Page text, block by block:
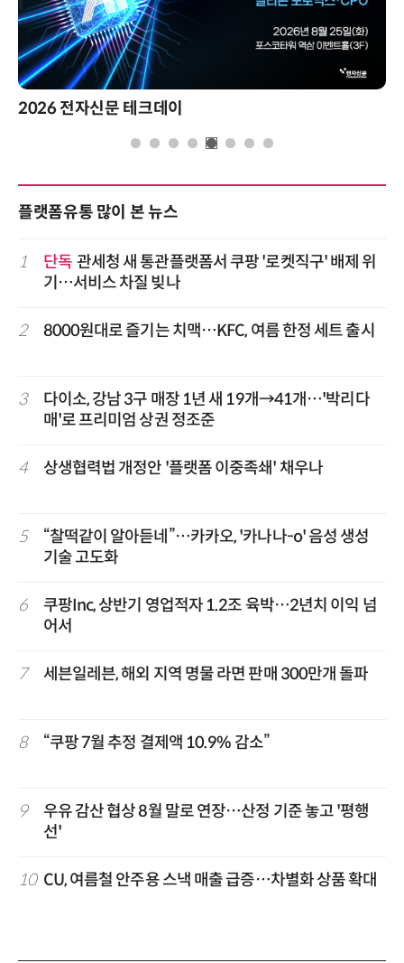
2026 전자신문 테크데이
플랫폼유통 많이 본 뉴스
1 단독 관세청 새 통관플랫폼서 쿠팡 '로켓직구' 배제 위
기…서비스 차질 빚나
2 8000원대로 즐기는 치맥…KFC, 여름 한정 세트 출시
3
다이소, 강남 3구 매장 1년 새 19개→41개…'박리다
매'로 프리미엄 상권 정조준
4 상생협력법 개정안 '플랫폼 이중족쇄' 채우나
5
“찰떡같이 알아듣네”…카카오, '카나나-o' 음성 생성
기술 고도화
6
쿠팡Inc, 상반기 영업적자 1.2조 육박…2년치 이익 넘
어서
7 세븐일레븐, 해외 지역 명물 라면 판매 300만개 돌파
8 “쿠팡 7월 추정 결제액 10.9% 감소”
9
우유 감산 협상 8월 말로 연장…산정 기준 놓고 '평행
선'
10 CU, 여름철 안주용 스낵 매출 급증…차별화 상품 확대